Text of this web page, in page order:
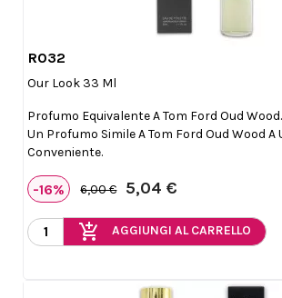
R032
Our Look 33 Ml
Profumo Equivalente A Tom Ford Oud
Un Profumo Simile A Tom Ford Oud Wood A
Conveniente.
-16% 6,00 € 5,04 €
add_shopping_cart AGGIUNGI AL CARRELLO